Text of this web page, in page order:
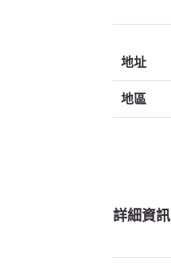
地址
地區
詳細資訊